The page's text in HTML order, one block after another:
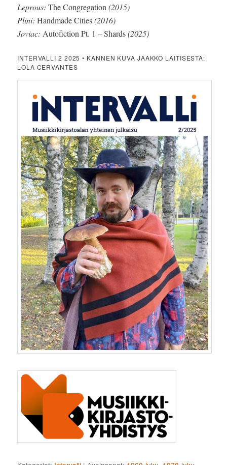
Leprous:The Congregation(2015)
Plini:Handmade Cities(2016)
Joviac:Autofiction Pt. 1 – Shards(2025)
INTERVALLI 2 2025 • KANNEN KUVA JAAKKO LAITISESTA:
LOLA CERVANTES